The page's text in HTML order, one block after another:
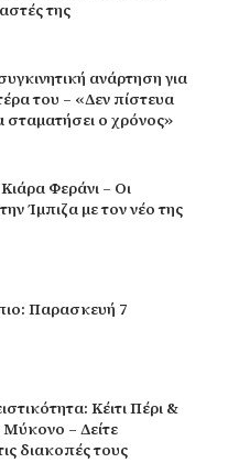
της
ανάρτηση για
του – «Δεν πίστευα
ο χρόνος»
Φεράνι – Οι
Ίμπιζα με τον νέο της
Παρασκευή 7
Κέιτι Πέρι &
Μύκονο – Δείτε
διακοπές τους